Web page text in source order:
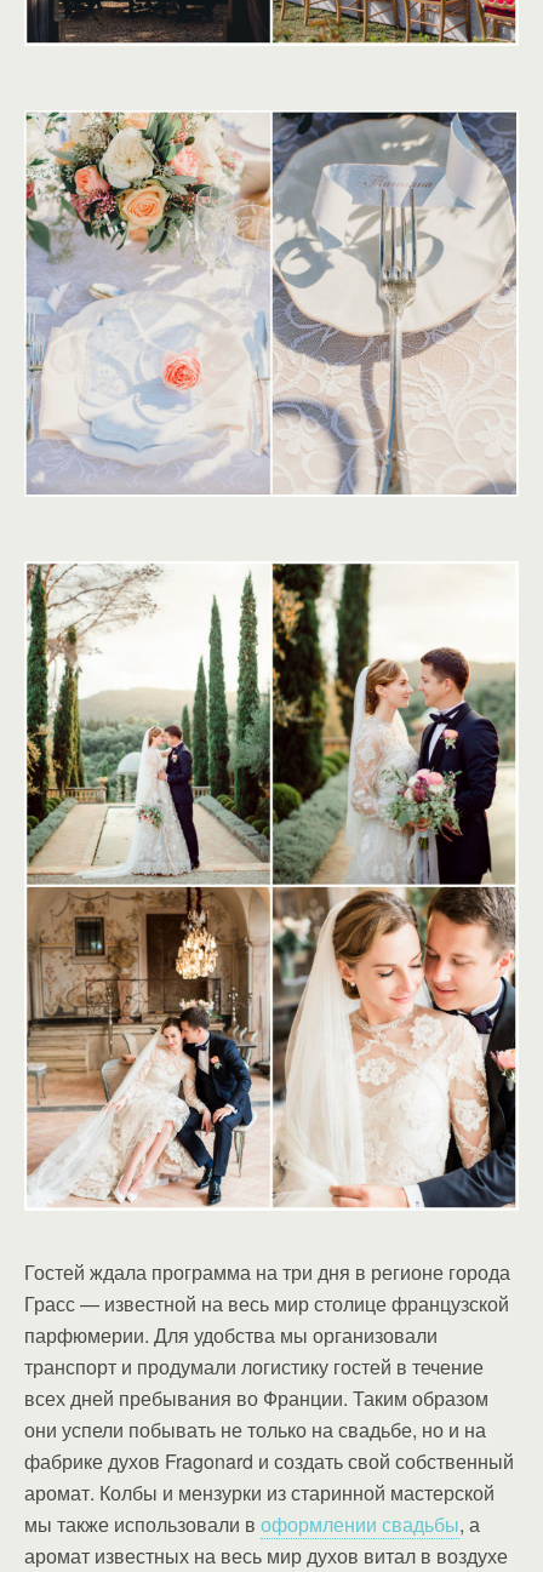
Гостей ждала программа на три дня в регионе города
Грасс — известной на весь мир столице французской
парфюмерии. Для удобства мы организовали
транспорт и продумали логистику гостей в течение
всех дней пребывания во Франции. Таким образом
они успели побывать не только на свадьбе, но и на
фабрике духов Fragonard и создать свой собственный
аромат. Колбы и мензурки из старинной мастерской
мы также использовали в оформлении свадьбы, а
аромат известных на весь мир духов витал в воздухе